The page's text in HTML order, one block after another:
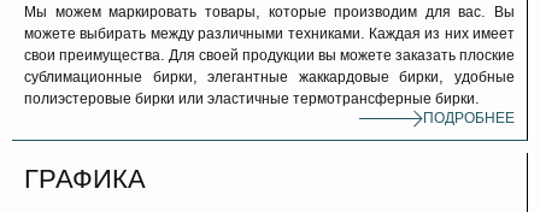
Мы можем маркировать товары, которые производим для вас. Вы
можете выбирать между различными техниками. Каждая из них имеет
свои преимущества. Для своей продукции вы можете заказать плоские
сублимационные бирки, элегантные жаккардовые бирки, удобные
полиэстеровые бирки или эластичные термотрансферные бирки.
ПОДРОБНЕЕ
ГРАФИКА